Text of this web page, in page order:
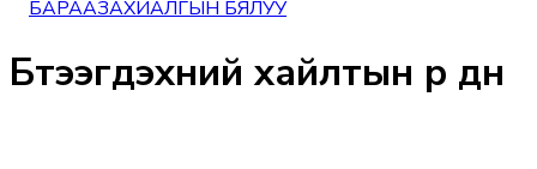
БАРААЗАХИАЛГЫН БЯЛУУ
Бүтээгдэхүүний хайлтын үр дүн